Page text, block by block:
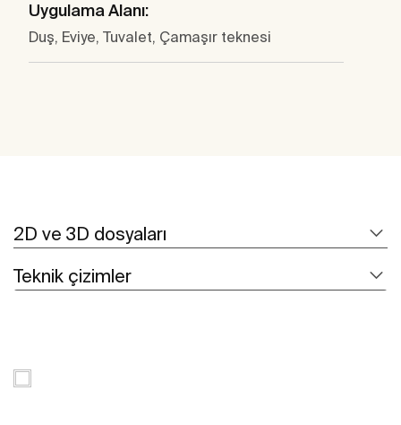
Uygulama Alanı:
Duş, Eviye, Tuvalet, Çamaşır teknesi
2D ve 3D dosyaları
Teknik çizimler